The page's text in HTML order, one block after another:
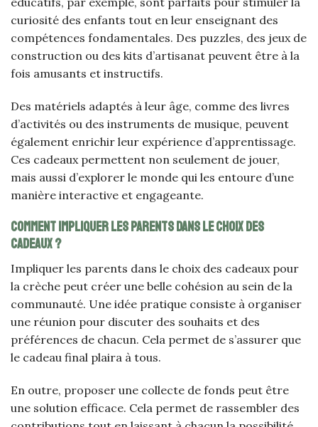
curiosité des enfants tout en leur enseignant des
compétences fondamentales. Des puzzles, des jeux de
construction ou des kits d’artisanat peuvent être à la
fois amusants et instructifs.
Des matériels adaptés à leur âge, comme des livres
d’activités ou des instruments de musique, peuvent
également enrichir leur expérience d’apprentissage.
Ces cadeaux permettent non seulement de jouer,
mais aussi d’explorer le monde qui les entoure d’une
manière interactive et engageante.
Comment impliquer les parents dans le choix des
cadeaux ?
Impliquer les parents dans le choix des cadeaux pour
la crèche peut créer une belle cohésion au sein de la
communauté. Une idée pratique consiste à organiser
une réunion pour discuter des souhaits et des
préférences de chacun. Cela permet de s’assurer que
le cadeau final plaira à tous.
En outre, proposer une collecte de fonds peut être
une solution efficace. Cela permet de rassembler des